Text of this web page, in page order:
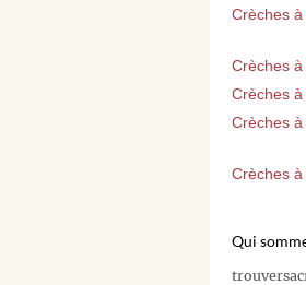
Crèches
Crèches
Crèches
Crèches à
Crèches
Qui